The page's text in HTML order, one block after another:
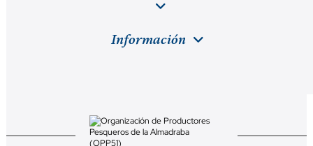
Información